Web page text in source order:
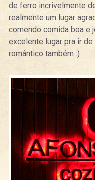
de ferro incrivelmente
realmente um lugar
comendo comida boa e
excelente lugar pra ir
romântico também :)